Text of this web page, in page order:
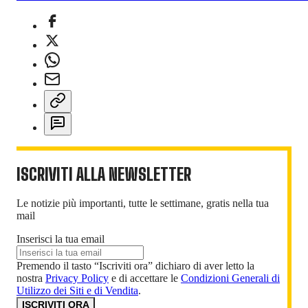
ISCRIVITI ALLA NEWSLETTER
Le notizie più importanti, tutte le settimane, gratis nella tua
mail
Inserisci la tua email
Premendo il tasto “Iscriviti ora” dichiaro di aver letto la
nostra Privacy Policy e di accettare le Condizioni Generali di
Utilizzo dei Siti e di Vendita.
ISCRIVITI ORA